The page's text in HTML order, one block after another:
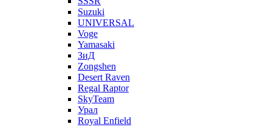
Suzuki
UNIVERSAL
Voge
Yamasaki
ЗиД
Zongshen
Desert Raven
Regal Raptor
SkyTeam
Урал
Royal Enfield